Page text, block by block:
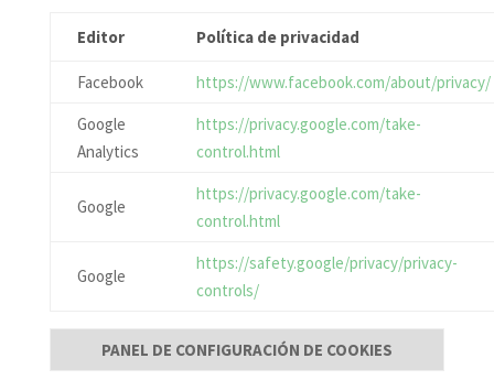
Editor Política de privacidad
Facebook
https://www.facebook.com/about/privacy/
Google
Analytics
https://privacy.google.com/take-
control.html
Google
https://privacy.google.com/take-
control.html
Google
https://safety.google/privacy/privacy-
controls/
PANEL DE CONFIGURACIÓN DE COOKIES